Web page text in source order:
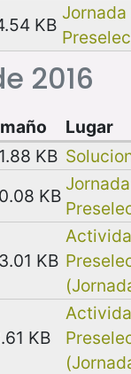
2016
KB
Lugar
KB
KB
KB
KB